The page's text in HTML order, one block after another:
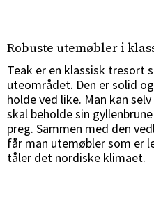
Robuste utemøbler i
Teak er en klassisk tresort
uteområdet. Den er solid
holde ved like. Man kan
skal beholde sin
preg. Sammen med den
får man utemøbler som er
tåler det nordiske klimaet.